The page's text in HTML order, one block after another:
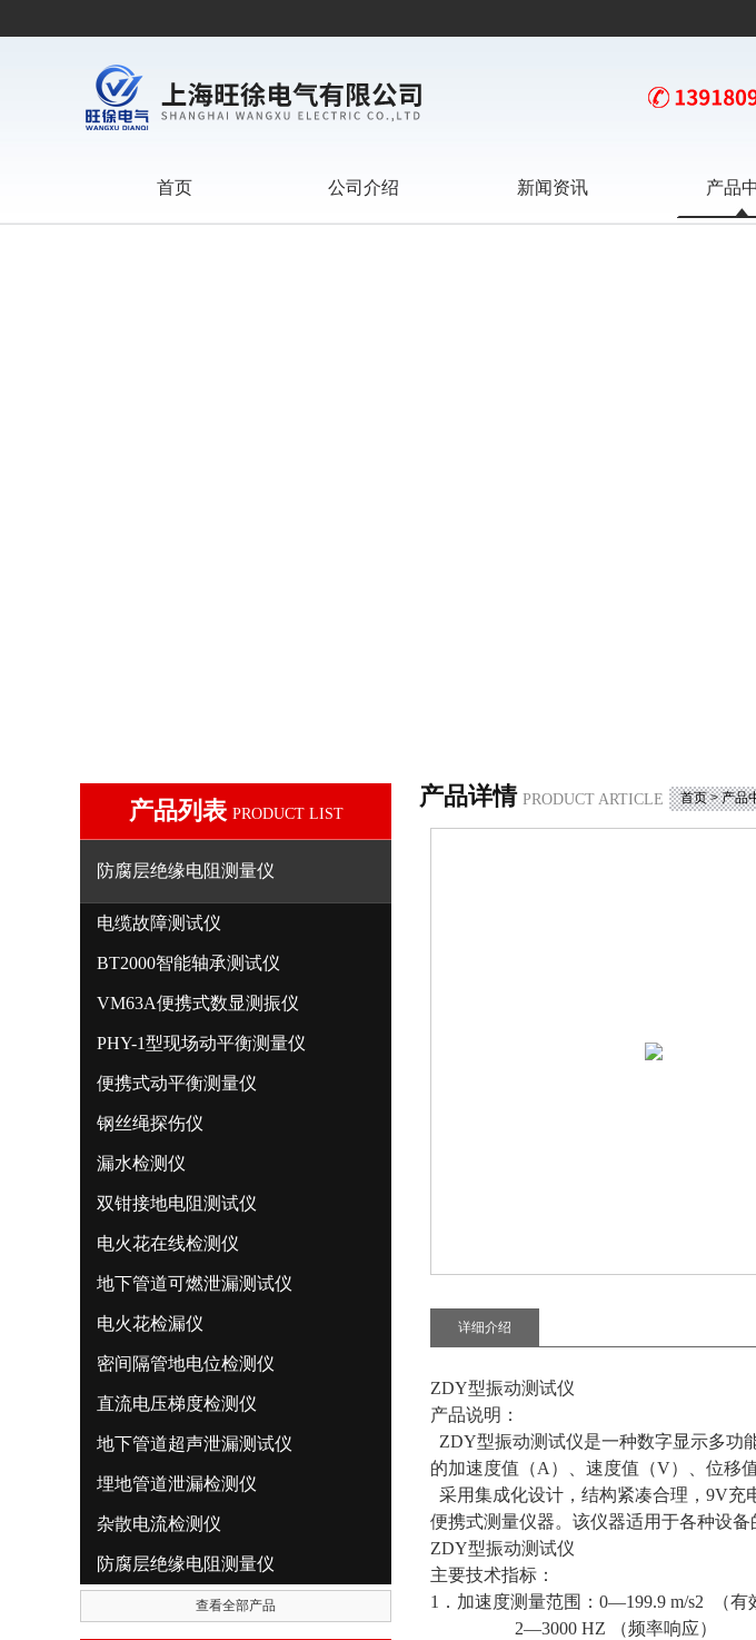
首页 公司介绍 新闻资讯 产品
产品列表 PRODUCT LIST
防腐层绝缘电阻测量仪
电缆故障测试仪
BT2000智能轴承测试仪
VM63A便携式数显测振仪
PHY-1型现场动平衡测量仪
便携式动平衡测量仪
钢丝绳探伤仪
漏水检测仪
双钳接地电阻测试仪
电火花在线检测仪
地下管道可燃泄漏测试仪
电火花检漏仪
密间隔管地电位检测仪
直流电压梯度检测仪
地下管道超声泄漏测试仪
埋地管道泄漏检测仪
杂散电流检测仪
防腐层绝缘电阻测量仪
查看全部产品
产品详情 PRODUCT ARTICLE 首页>产品
详细介绍
ZDY型振动测试仪
产品说明：
ZDY型振动测试仪是一种数字显示多功
的加速度值（A）、速度值（V）、位移
采用集成化设计，结构紧凑合理，9V充
便携式测量仪器。该仪器适用于各种设
ZDY型振动测试仪
主要技术指标：
1．加速度测量范围：0—199.9 m/s2 （有
2—3000 HZ （频率响应）